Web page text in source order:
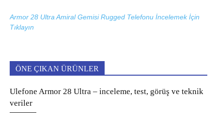
Armor 28 Ultra Amiral Gemisi Rugged Telefonu İncelemek İçin
Tıklayın
ÖNE ÇIKAN ÜRÜNLER
Ulefone Armor 28 Ultra – inceleme, test, görüş ve teknik
veriler